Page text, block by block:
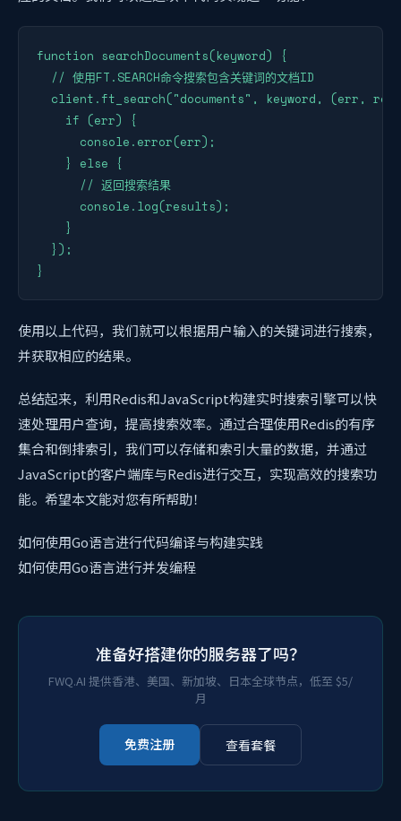
function searchDocuments(keyword) {
  // 使用FT.SEARCH命令搜索包含关键词的文档ID
client.ft_search("documents", keyword, (err,
    if (err) {
      console.error(err);
    } else {
      // 返回搜索结果
      console.log(results);
    }
  });
}
使用以上代码，我们就可以根据用户输入的关键词进行搜索，
并获取相应的结果。
总结起来，利用Redis和JavaScript构建实时搜索引擎可以快
速处理用户查询，提高搜索效率。通过合理使用Redis的有序
集合和倒排索引，我们可以存储和索引大量的数据，并通过
JavaScript的客户端库与Redis进行交互，实现高效的搜索功
能。希望本文能对您有所帮助！
如何使用Go语言进行代码编译与构建实践
如何使用Go语言进行并发编程
准备好搭建你的服务器了吗？
FWQ.AI 提供香港、美国、新加坡、日本全球节点，低至 $5/
月
免费注册 查看套餐